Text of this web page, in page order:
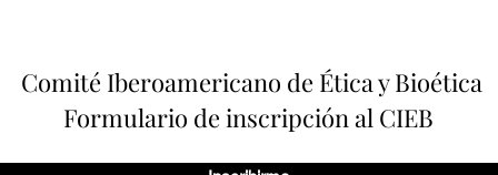
Comité Iberoamericano de Ética y Bioética
Formulario de inscripción al CIEB